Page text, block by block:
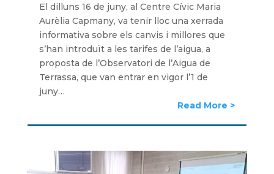
El dilluns 16 de juny, al Centre Cívic Maria
Aurèlia Capmany, va tenir lloc una xerrada
informativa sobre els canvis i millores que
s’han introduït a les tarifes de l’aigua, a
proposta de l’Observatori de l’Aigua de
Terrassa, que van entrar en vigor l’1 de
juny…
Read More